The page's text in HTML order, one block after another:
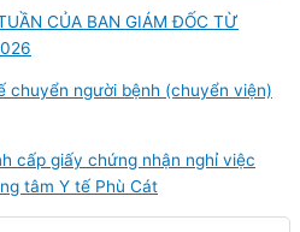
CỦA BAN GIÁM ĐỐC TỪ
chuyển người bệnh (chuyển viện)
cấp giấy chứng nhận nghỉ việc
tâm Y tế Phù Cát